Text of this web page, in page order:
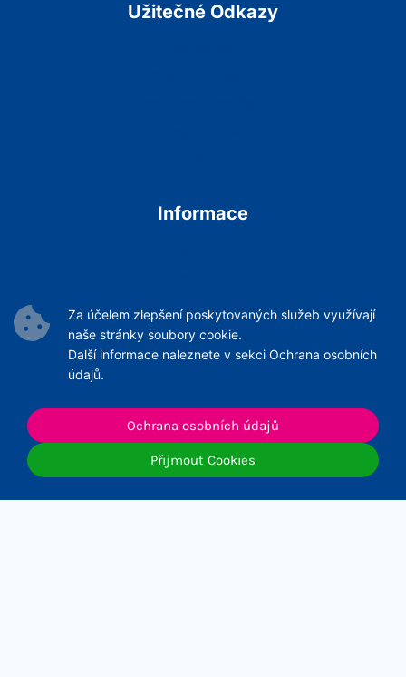
Užitečné Odkazy
Informace
Archiv článků
© 2026 ČNeoS
Za účelem zlepšení poskytovaných služeb využívají
naše stránky soubory cookie.
Další informace naleznete v sekci Ochrana osobních
údajů.
Ochrana osobních údajů
Přijmout Cookies